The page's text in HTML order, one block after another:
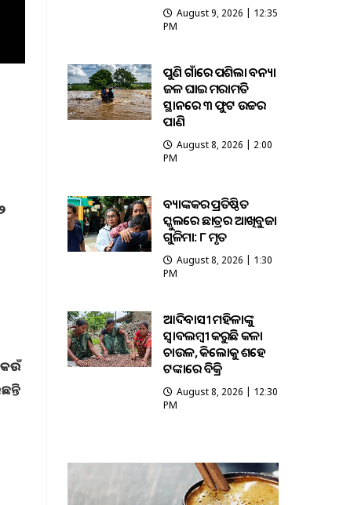
August 9, 2026 | 12:35
PM
ପୁଣି ଗାଁରେ ପଶିଲା ବନ୍ୟା
ଜଳ ଘାଇ ମରାମତି
ସ୍ଥାନରେ ୩ ଫୁଟ ଉଚ୍ଚର
ପାଣି
August 8, 2026 | 2:00
PM
ବ୍ୟାଙ୍କକର ପ୍ରତିଷ୍ଠିତ
ସ୍କୁଲରେ ଛାତ୍ରର ଆଖିବୁଜା
ଗୁଳିମାଡ଼: ୮ ମୃତ
August 8, 2026 | 1:30
PM
ଆଦିବାସୀ ମହିଳାଙ୍କୁ
ସ୍ଵାବଲମ୍ଵୀ କରୁଛି କଳା
ଚାଉଳ, କିଲୋକୁ ଶହେ
ଟଙ୍କାରେ ବିକ୍ରି
August 8, 2026 | 12:30
PM